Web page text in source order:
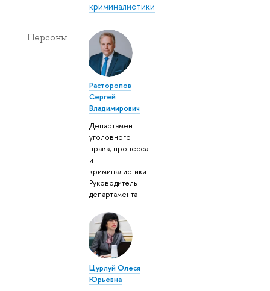
криминалистики
Персоны
Расторопов
Сергей
Владимирович
Департамент
уголовного
права, процесса
и
криминалистики:
Руководитель
департамента
Цурлуй Олеся
Юрьевна